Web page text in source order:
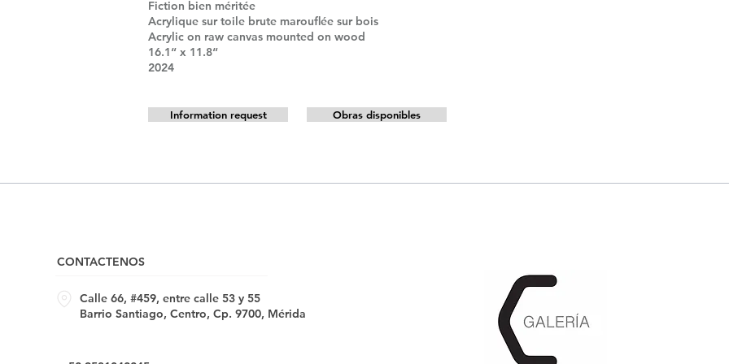
Fiction bien méritée
Acrylique sur toile brute marouﬂée sur bois
Acrylic on raw canvas mounted on wood
16.1“ x 11.8“
2024
Information request Obras disponibles
CONTACTENOS
Calle 66, #459, entre calle 53 y 55
Barrio Santiago, Centro, Cp. 9700, Mérida